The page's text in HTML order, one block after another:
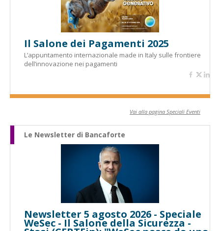
Il Salone dei Pagamenti 2025
L’appuntamento internazionale made in Italy sulle frontiere
dell’innovazione nei pagamenti
Vai alla pagina Speciali Eventi
Le Newsletter di Bancaforte
Newsletter 5 agosto 2026 - Speciale
WeSec - Il Salone della Sicurezza -